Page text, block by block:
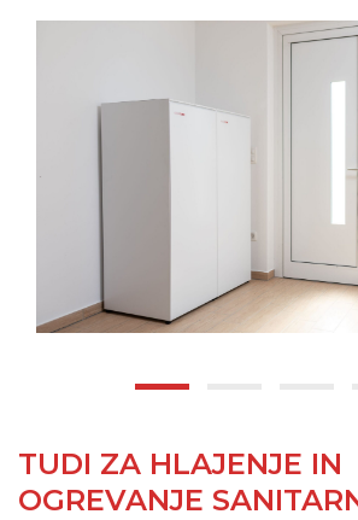
TUDI ZA HLAJENJE IN
OGREVANJE